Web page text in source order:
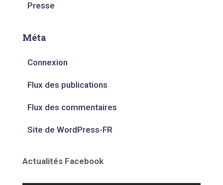
Presse
Méta
Connexion
Flux des publications
Flux des commentaires
Site de WordPress-FR
Actualités Facebook